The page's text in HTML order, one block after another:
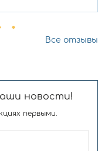
Все отзывы
новости!
первыми.